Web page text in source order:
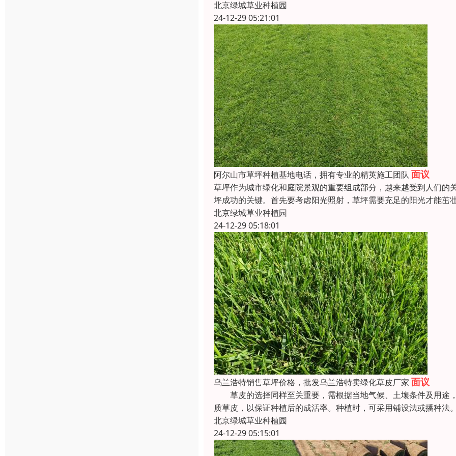
北京绿城草业种植园
24-12-29 05:21:01
阿尔山市草坪种植基地电话，拥有专业的精英施工团队 面议
草坪作为城市绿化和庭院景观的重要组成部分，越来越受到人们
坪成功的关键。首先要考虑阳光照射，草坪需要充足的阳光才能
北京绿城草业种植园
24-12-29 05:18:01
乌兰浩特销售草坪价格，批发乌兰浩特卖绿化草皮厂家 面议
草皮的选择同样至关重要，需根据当地气候、土壤条件及用途
质草皮，以保证种植后的成活率。种植时，可采用铺设法或播种
北京绿城草业种植园
24-12-29 05:15:01